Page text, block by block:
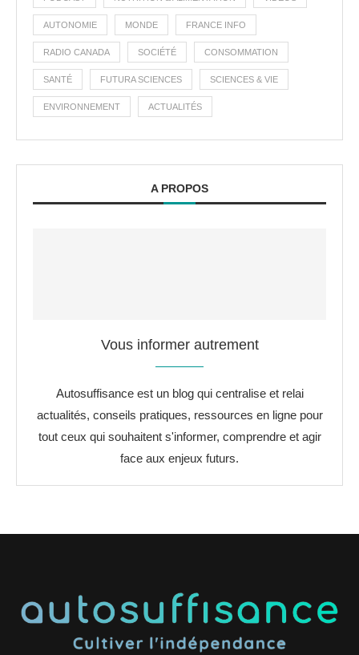
AUTONOMIE MONDE FRANCE INFO
RADIO CANADA SOCIÉTÉ CONSOMMATION
SANTÉ FUTURA SCIENCES SCIENCES & VIE
ENVIRONNEMENT ACTUALITÉS
A PROPOS
Vous informer autrement
Autosuffisance est un blog qui centralise et relai
actualités, conseils pratiques, ressources en ligne pour
tout ceux qui souhaitent s'informer, comprendre et agir
face aux enjeux futurs.